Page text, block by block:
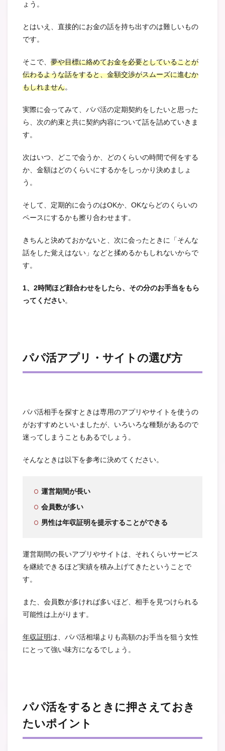
ょう。
とはいえ、直接的にお金の話を持ち出すのは難しいもの
です。
そこで、 夢や目標に絡めてお金を必要としていることが
伝わるような話をすると、金額交渉がスムーズに進むか
もしれません。
実際に会ってみて、パパ活の定期契約をしたいと思った
ら、次の約束と共に契約内容について話を詰めていきま
す。
次はいつ、どこで会うか、どのくらいの時間で何をする
か、金額はどのくらいにするかをしっかり決めましょ
う。
そして、定期的に会うのはOKか、OKならどのくらいの
ペースにするかも擦り合わせます。
きちんと決めておかないと、次に会ったときに「そんな
話をした覚えはない」などと揉めるかもしれないからで
す。
1、2時間ほど顔合わせをしたら、その分のお手当をもら
ってください。
パパ活アプリ・サイトの選び方
パパ活相手を探すときは専用のアプリやサイトを使うの
がおすすめといいましたが、いろいろな種類があるので
迷ってしまうこともあるでしょう。
そんなときは以下を参考に決めてください。
運営期間が長い
会員数が多い
男性は年収証明を提示することができる
運営期間の長いアプリやサイトは、それくらいサービス
を継続できるほど実績を積み上げてきたということで
す。
また、会員数が多ければ多いほど、相手を見つけられる
可能性は上がります。
年収証明は、パパ活相場よりも高額のお手当を狙う女性
にとって強い味方になるでしょう。
パパ活をするときに押さえておき
たいポイント